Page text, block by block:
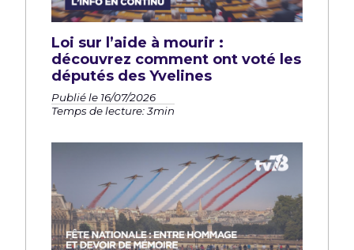
Loi sur l’aide à mourir :
découvrez comment ont voté les
députés des Yvelines
Publié le 16/07/2026
Temps de lecture: 3min